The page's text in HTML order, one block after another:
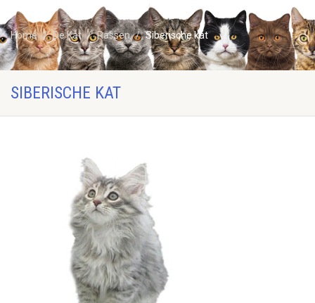
Home De Kat Rassen Siberische kat
SIBERISCHE KAT